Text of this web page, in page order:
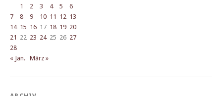
1
2 3 4 5
6
7
8 9 10 11 12 13
14 15 16 17 18 19 20
21 22 23 24 25 26 27
28
« Jan. März »